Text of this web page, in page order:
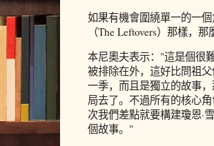
如果有機會圍繞單一的一
（The Leftovers）那樣，
本尼奧夫表示："這是個很
被排除在外，這好比問祖
一季，而且是獨立的故事
局去了。不過所有的核心
次我們差點就要構建瓊恩·
個故事。"